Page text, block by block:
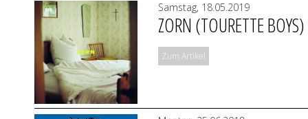
Samstag, 18.05.2019
ZORN (TOURETTE BOYS)
Zum Artikel